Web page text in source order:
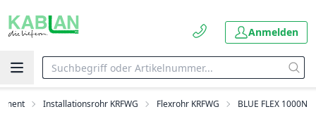
Anmelden
Installationsrohr KRFWG Flexrohr KRFWG BLUE FLEX 1000N